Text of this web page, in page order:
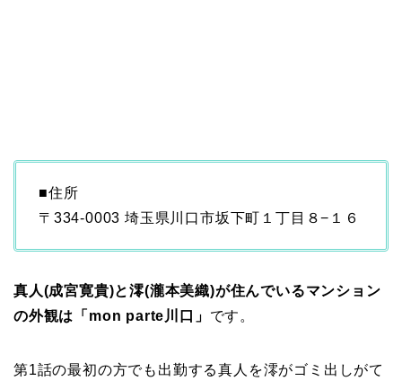
■住所
〒334-0003 埼玉県川口市坂下町１丁目８−１６
真人(成宮寛貴)と澪(瀧本美織)が住んでいるマンション
の外観は「mon parte川口」 です。
第1話の最初の方でも出勤する真人を澪がゴミ出しがて